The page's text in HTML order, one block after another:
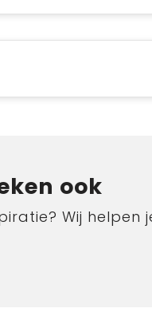
ook
Wij helpen